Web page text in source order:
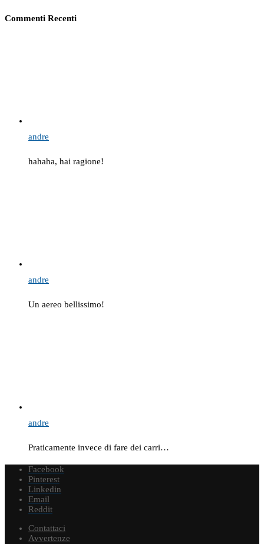
Commenti Recenti
andre
hahaha, hai ragione!
andre
Un aereo bellissimo!
andre
Praticamente invece di fare dei carri…
Facebook
Pinterest
Linkedin
Email
Reddit
Contattaci
Avvertenze